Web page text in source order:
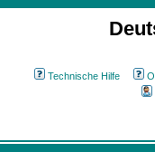
Technische Hilfe